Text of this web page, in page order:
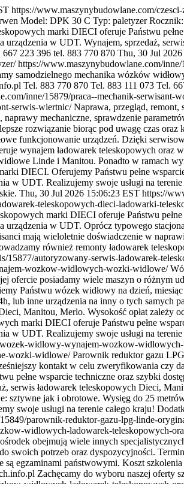
https://www.maszynybudowlane.com/
Model: DPK 30 C Typ: paletyzer
marki DIECI oferuje Państwu
w UDT. Wynajem, sprzedaż,
667 223 396 tel. 883 770 870 Thu, 30 Jul
https://www.maszynybudowlane.com/
samodzielnego mechanika wózków
Tel. 883 770 870 Tel. 883 111 073
inne/15879/praca--mechanik-
serwis-wiertnic/Naprawa, przegląd,
mechaniczne, sprawdzenie
rozwiązanie biorąc pod uwagę czas
funkcjonowanie urządzeń. Dzięki
wynajem ładowarek teleskopowych
Linde i Manitou. Ponadto w ramach
DIECI. Oferujemy Państwu pełne
w UDT. Realizujemy swoje usługi na
Thu, 30 Jul 2026 15:06:23 EST https://
teleskopowych-dieci-ladowarki-
marki DIECI oferuje Państwu
w UDT. Oprócz typowego
mają wieloletnie doświadczenie w
również remonty ładowarek
15877/autoryzowany-serwis-ladowarek-
wozkow-widlowych-wozki-widlowe/
ofercie posiadamy wiele maszyn o różnym
Państwu wózek widłowy na dzień,
lub inne urządzenia na inny o tych samych
Manitou, Merlo. Wysokość opłat zależy
marki DIECI oferuje Państwu pełne
w UDT. Realizujemy swoje usługi na
widlowy-wynajem-wozkow-
wozki-widlowe/Parownik reduktor gazu
kontakt w celu zweryfikowania czy
pełne wsparcie techniczne oraz szybki
serwis ładowarek teleskopowych Dieci,
jak i obrotowe. Wysięg do 25
swoje usługi na terenie całego kraju!
parownik-reduktor-gazu-lpg-linde-
widlowych-ladowarek-teleskopowych-
obejmują wiele innych
swoich potrzeb oraz dyspozycyjności.
egzaminami państwowymi. Koszt
Zachęcamy do wyboru naszej oferty